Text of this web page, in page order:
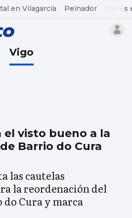
en Vilagarcía Peinador
Vigo
visto bueno a la
Barrio do Cura
las cautelas
la reordenación del
Cura y marca